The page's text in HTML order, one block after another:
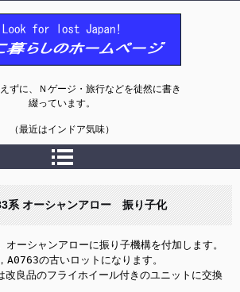
ずに、Ｎゲージ・旅行などを徒然に書き
綴っています。
（最近はインドア気味）
系 オーシャンアロー 振り子化
ーシャンアローに振り子機構を付加します。
の古いロットになります。
改良品のフライホイール付きのユニットに交換